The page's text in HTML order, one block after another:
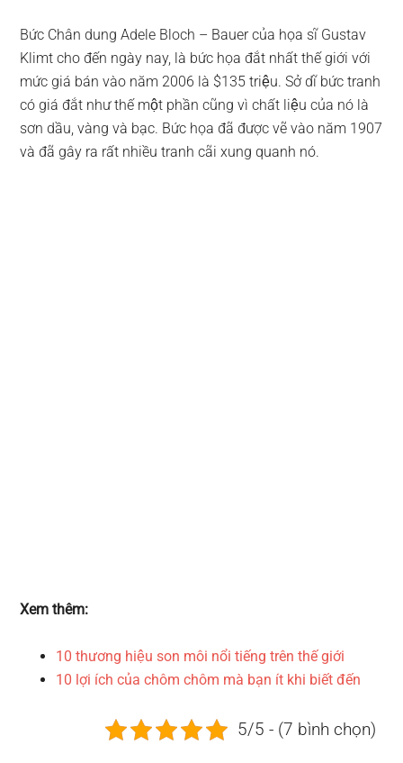
Bức Chân dung Adele Bloch – Bauer của họa sĩ Gustav
Klimt cho đến ngày nay, là bức họa đắt nhất thế giới với
mức giá bán vào năm 2006 là $135 triệu. Sở dĩ bức tranh
có giá đắt như thế một phần cũng vì chất liệu của nó là
sơn dầu, vàng và bạc. Bức họa đã được vẽ vào năm 1907
và đã gây ra rất nhiều tranh cãi xung quanh nó.
Xem thêm:
10 thương hiệu son môi nổi tiếng trên thế giới
10 lợi ích của chôm chôm mà bạn ít khi biết đến
5/5 - (7 bình chọn)